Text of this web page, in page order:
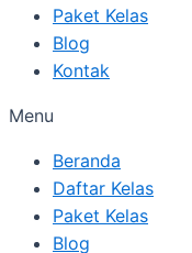
Paket Kelas
Blog
Kontak
Menu
Beranda
Daftar Kelas
Paket Kelas
Blog